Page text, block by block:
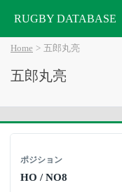
RUGBY DATABASE
Home 五郎丸亮
五郎丸亮
ポジション
HO / NO8